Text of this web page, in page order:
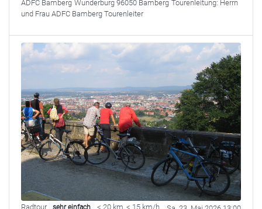
ADFC Bamberg Wunderburg 96050 Bamberg Tourenleitung: Herrn
und Frau ADFC Bamberg Tourenleiter
Radtour sehr einfach < 20 km, < 15 km/h